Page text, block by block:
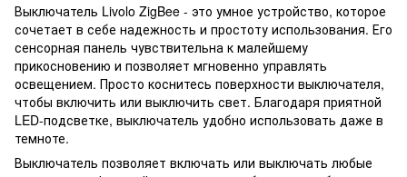
Выключатель Livolo ZigBee - это умное устройство, которое
сочетает в себе надежность и простоту использования. Его
сенсорная панель чувствительна к малейшему
прикосновению и позволяет мгновенно управлять
освещением. Просто коснитесь поверхности выключателя,
чтобы включить или выключить свет. Благодаря приятной
LED-подсветке, выключатель удобно использовать даже в
темноте.
Выключатель позволяет включать или выключать любые